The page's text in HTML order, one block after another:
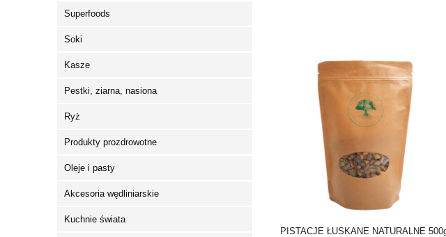
Superfoods
Soki
Kasze
Pestki, ziarna, nasiona
Ryż
Produkty prozdrowotne
Oleje i pasty
Akcesoria wędliniarskie
Kuchnie świata
PISTACJE ŁUSKANE NATURALNE